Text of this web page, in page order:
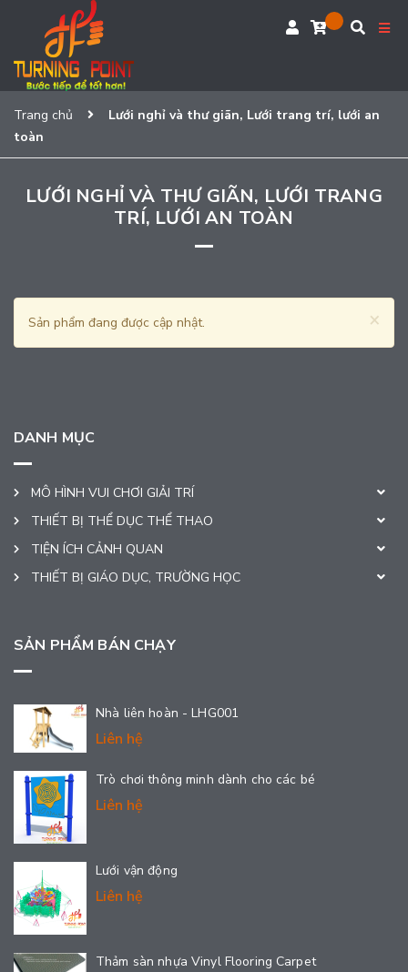
Trang chủ
Lưới nghỉ và thư giãn, Lưới trang trí, lưới an
toàn
LƯỚI NGHỈ VÀ THƯ GIÃN, LƯỚI TRANG
TRÍ, LƯỚI AN TOÀN
×
Sản phẩm đang được cập nhật.
DANH MỤC
MÔ HÌNH VUI CHƠI GIẢI TRÍ
THIẾT BỊ THỂ DỤC THỂ THAO
TIỆN ÍCH CẢNH QUAN
THIẾT BỊ GIÁO DỤC, TRƯỜNG HỌC
SẢN PHẨM BÁN CHẠY
Nhà liên hoàn - LHG001
Liên hệ
Trò chơi thông minh dành cho các bé
Liên hệ
Lưới vận động
Liên hệ
Thảm sàn nhựa Vinyl Flooring Carpet